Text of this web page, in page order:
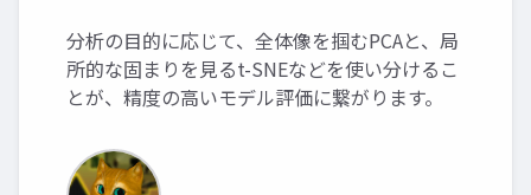
分析の目的に応じて、全体像を掴むPCAと、局
所的な固まりを見るt-SNEなどを使い分けるこ
とが、精度の高いモデル評価に繋がります。